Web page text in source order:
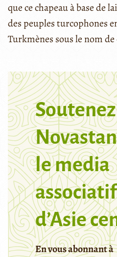
que ce chapeau à base de
des peuples turcophones
Turkmènes sous le nom de
Soutenez
le media
associatif
d’Asie
En vous abonnant à